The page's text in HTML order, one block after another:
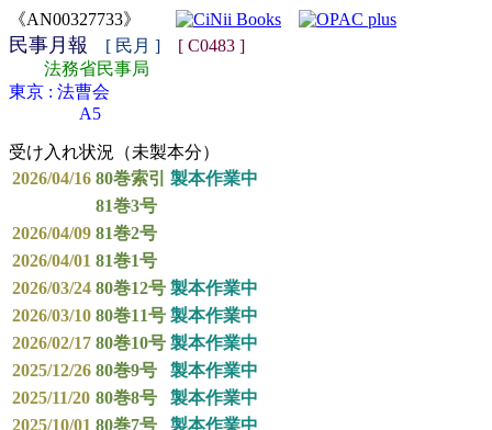
《AN00327733》
民事月報 [ 民月 ]
[ C0483 ]
法務省民事局
東京 : 法曹会
A5
受け入れ状況（未製本分）
2026/04/16 80巻索引
製本作業中
81巻3号
2026/04/09 81巻2号
2026/04/01 81巻1号
2026/03/24 80巻12号 製本作業中
2026/03/10 80巻11号 製本作業中
2026/02/17 80巻10号 製本作業中
2025/12/26 80巻9号
製本作業中
2025/11/20 80巻8号
製本作業中
2025/10/01 80巻7号
製本作業中